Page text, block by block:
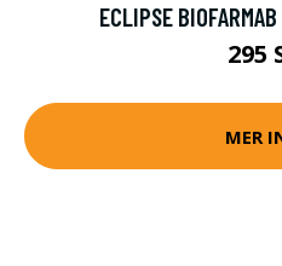
ECLIPSE
295
MER